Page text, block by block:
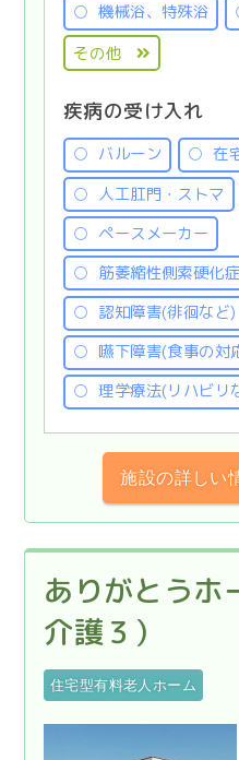
機械浴、特殊浴
その他
疾病の受け入れ
バルーン
在
人工肛門・ストマ
ペースメーカー
筋萎縮性側索硬化
認知障害(徘徊など)
嚥下障害(食事の対
理学療法(リハビリ
施設の詳しい
ありがとうホ
介護３）
住宅型有料老人ホーム